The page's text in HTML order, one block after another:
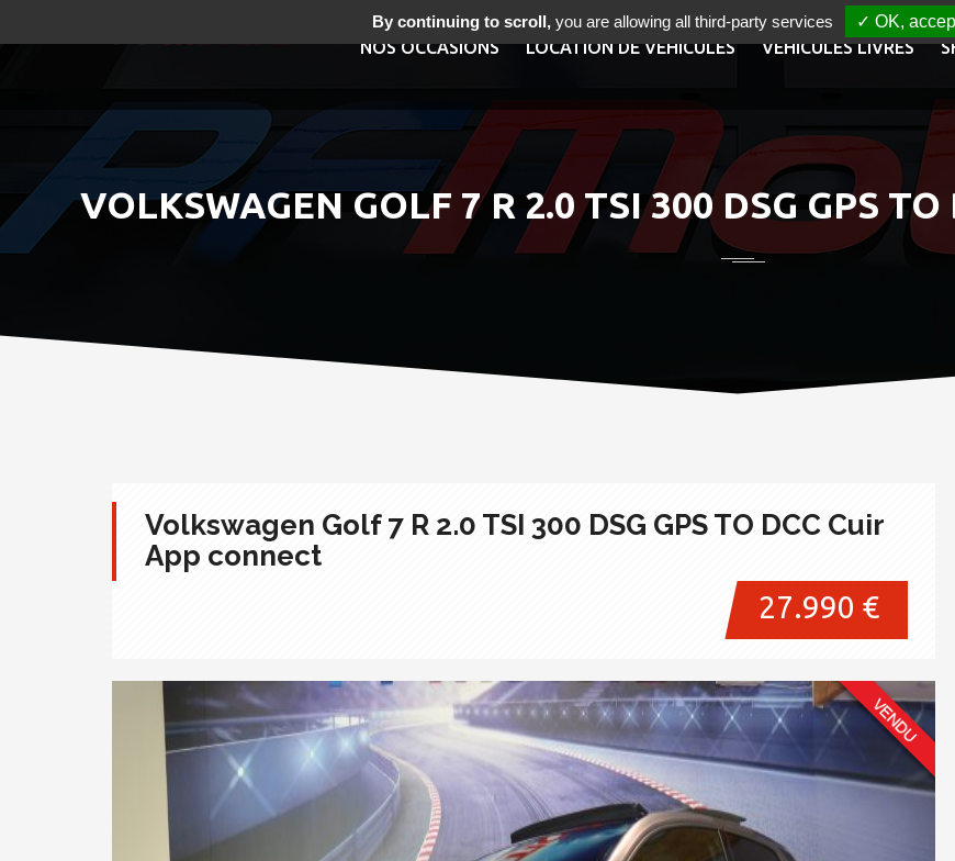
NOS OCCASIONS LOCATION DE VÉHICULES VÉHICULES LIVRÉS
VOLKSWAGEN GOLF 7 R 2.0 TSI 300 DSG GPS
Volkswagen Golf 7 R 2.0 TSI 300 DSG GPS TO DCC Cuir
App connect
27.990 €
By continuing to scroll,you are allowing all third-party services ✓ OK,